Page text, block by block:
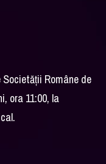
Societății Române de
ora 11:00, la